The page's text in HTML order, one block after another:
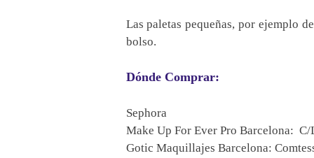
Las paletas pequeñas, por ejemplo
bolso.
Dónde Comprar:
Sephora
Make Up For Ever Pro Barcelona:
Gotic Maquillajes Barcelona: